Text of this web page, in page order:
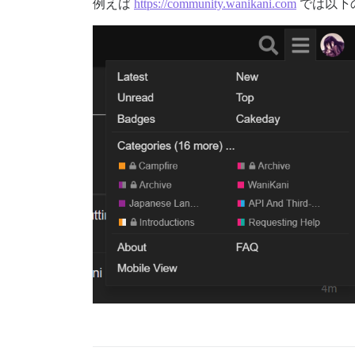
例えば https://community.wanikani.com では以下